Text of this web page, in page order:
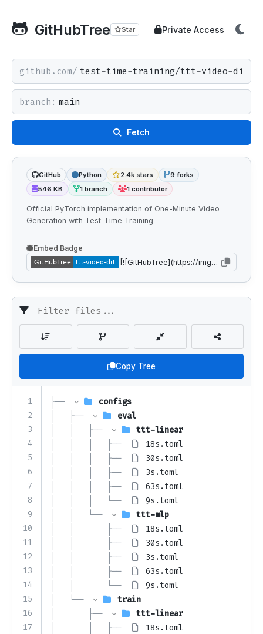
GitHubTree Star Private Access
github.com/
branch:
Fetch
GitHub Python 2.4k stars
9 forks
546 KB
1 branch 1 contributor
Official PyTorch implementation of One-Minute Video
Generation with Test-Time Training
Embed Badge
Copy Tree
1
2
3
4
5
6
7
8
9
10
11
12
13
14
15
16
17
├──
configs
│   ├──
eval
│   │   ├──
ttt-linear
│   │   │   ├──
18s.toml
│   │   │   ├──
30s.toml
│   │   │   ├──
3s.toml
│   │   │   ├──
63s.toml
│   │   │   └──
9s.toml
│   │   └──
ttt-mlp
│   │       ├──
18s.toml
│   │       ├──
30s.toml
│   │       ├──
3s.toml
│   │       ├──
63s.toml
│   │       └──
9s.toml
│   └──
train
│       ├──
ttt-linear
│       │   ├──
18s.toml